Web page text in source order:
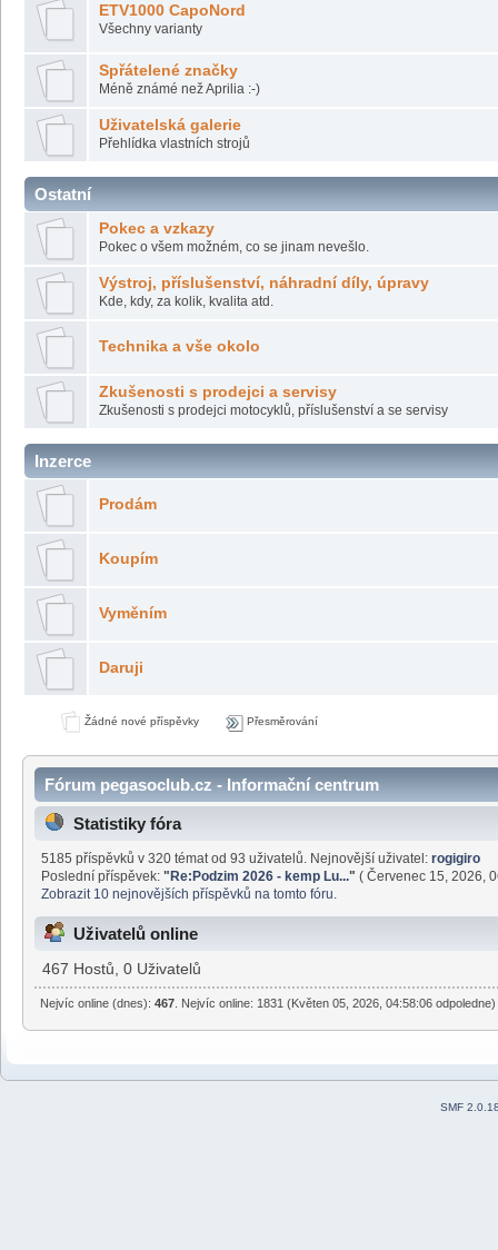
ETV1000 CapoNord
Všechny varianty
Spřátelené značky
Méně známé než Aprilia :-)
Uživatelská galerie
Přehlídka vlastních strojů
Ostatní
Pokec a vzkazy
Pokec o všem možném, co se jinam nevešlo.
Výstroj, příslušenství, náhradní díly, úpravy
Kde, kdy, za kolik, kvalita atd.
Technika a vše okolo
Zkušenosti s prodejci a servisy
Zkušenosti s prodejci motocyklů, příslušenství a se servisy
Inzerce
Prodám
Koupím
Vyměním
Daruji
Žádné nové příspěvky Přesměrování
Fórum pegasoclub.cz - Informační centrum
Statistiky fóra
5185 příspěvků v 320 témat od 93 uživatelů. Nejnovější uživatel:rogigiro
Poslední příspěvek:"Re:Podzim 2026 - kemp Lu..." ( Červenec 15, 2026,
Zobrazit 10 nejnovějších příspěvků na tomto fóru.
Uživatelů online
467 Hostů, 0 Uživatelů
Nejvíc online (dnes):467 . Nejvíc online: 1831 (Květen 05, 2026, 04:58:06 odpoledne)
SMF